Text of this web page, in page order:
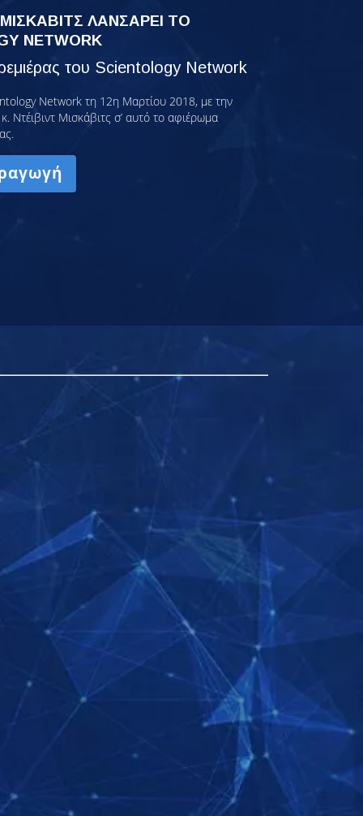
ΛΑΝΣΑΡΕΙ ΤΟ
NETWORK
του Scientology Network
Network τη 12η Μαρτίου 2018, με την
Ντέιβιντ Μισκάβιτς σ’ αυτό το αφιέρωμα
ΤΗ ΣΕΙΡΑ ΕΞΕΡΕΥΝΗΣΤΕ ΤΗ ΣΕΙΡΑ